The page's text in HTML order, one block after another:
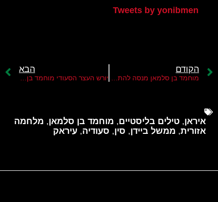
Tweets by yonibmen
הקודם הבא
איראן, טילים בליסטיים, מוחמד בן סלמאן, מלחמה
אזורית, ממשל ביידן, סין, סעודיה, עיראק